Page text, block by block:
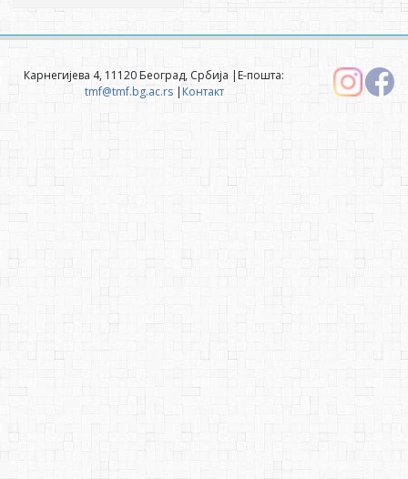
Карнегијева 4, 11120 Београд, Србија |Е-пошта:
tmf@tmf.bg.ac.rs|Контакт